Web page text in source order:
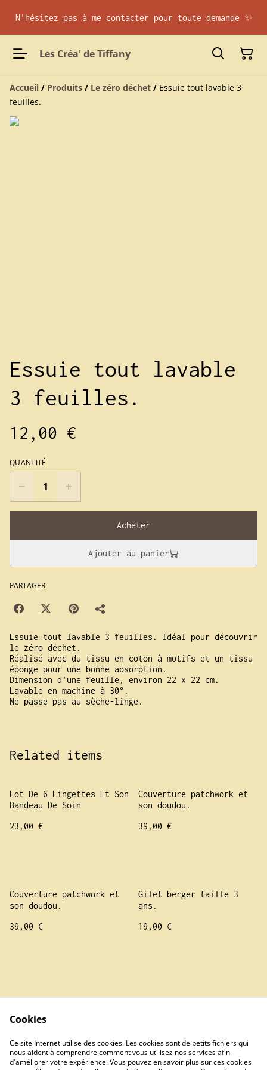
N'hésitez pas à me contacter pour toute demande ✨
Les Créa' de Tiffany
Accueil / Produits / Le zéro déchet / Essuie tout lavable 3
feuilles.
Essuie tout lavable
3 feuilles.
12,00 €
QUANTITÉ
Acheter
Ajouter au panier
PARTAGER
Essuie-tout lavable 3 feuilles. Idéal pour découvrir
le zéro déchet.
Réalisé avec du tissu en coton à motifs et un tissu
éponge pour une bonne absorption.
Dimension d'une feuille, environ 22 x 22 cm.
Lavable en machine à 30°.
Ne passe pas au sèche-linge.
Related items
Lot De 6 Lingettes Et Son
Bandeau De Soin
23,00 €
Couverture patchwork et
son doudou.
39,00 €
Couverture patchwork et
son doudou.
39,00 €
Gilet berger taille 3
ans.
19,00 €
Privacy Policy
Cookie Policy
Cookies
Ce site Internet utilise des cookies. Les cookies sont de petits fichiers qui
nous aident à comprendre comment vous utilisez nos services afin
d'améliorer votre expérience. Vous pouvez en savoir plus sur ces cookies